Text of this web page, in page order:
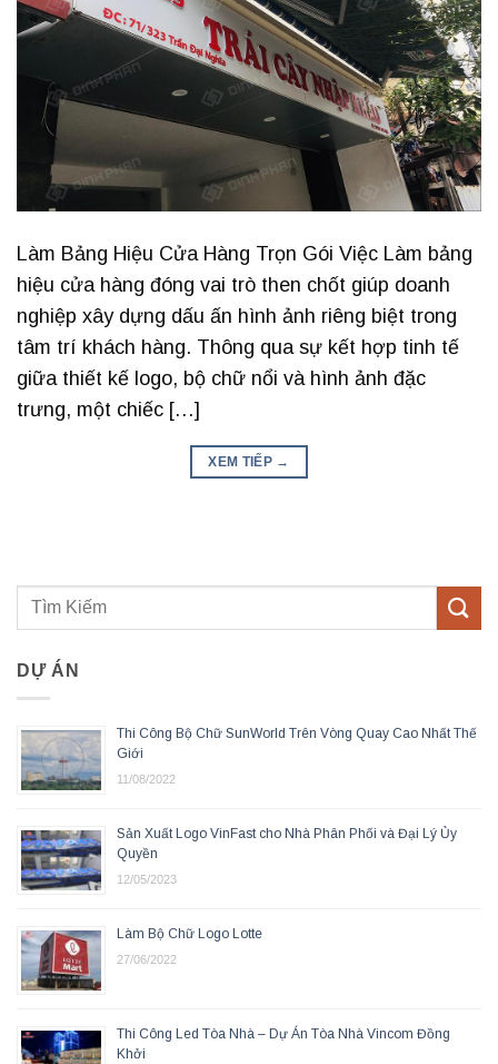
Làm Bảng Hiệu Cửa Hàng Trọn Gói Việc Làm bảng
hiệu cửa hàng đóng vai trò then chốt giúp doanh
nghiệp xây dựng dấu ấn hình ảnh riêng biệt trong
tâm trí khách hàng. Thông qua sự kết hợp tinh tế
giữa thiết kế logo, bộ chữ nổi và hình ảnh đặc
trưng, một chiếc […]
XEM TIẾP →
DỰ ÁN
Thi Công Bộ Chữ SunWorld Trên Vòng Quay Cao Nhất Thế
Giới
11/08/2022
Sản Xuất Logo VinFast cho Nhà Phân Phối và Đại Lý Ủy
Quyền
12/05/2023
Làm Bộ Chữ Logo Lotte
27/06/2022
Thi Công Led Tòa Nhà – Dự Án Tòa Nhà Vincom Đồng
Khởi